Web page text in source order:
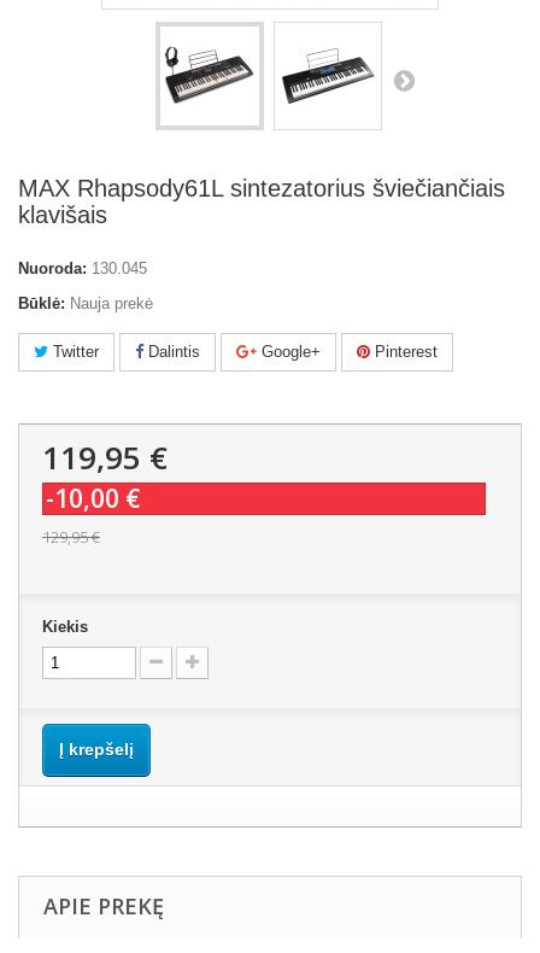
MAX Rhapsody61L sintezatorius šviečiančiais
klavišais
Nuoroda: 130.045
Būklė: Nauja prekė
Twitter Dalintis Google+ Pinterest
119,95 €
-10,00 €
129,95 €
Kiekis
Į krepšelį
APIE PREKĘ